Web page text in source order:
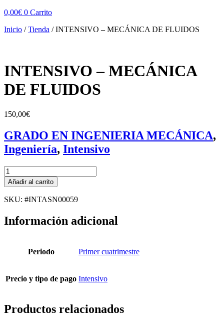
0,00€ 0 Carrito
Inicio /Tienda /INTENSIVO – MECÁNICA DE FLUIDOS
INTENSIVO – MECÁNICA
DE FLUIDOS
150,00€
GRADO EN INGENIERIA MECÁNICA,
Ingeniería, Intensivo
INTENSIVO
-
MECÁNICA
DE
cantidad
Añadir al carrito
SKU: #INTASN00059
Información adicional
Periodo Primer cuatrimestre
Precio y tipo de pago Intensivo
Productos relacionados